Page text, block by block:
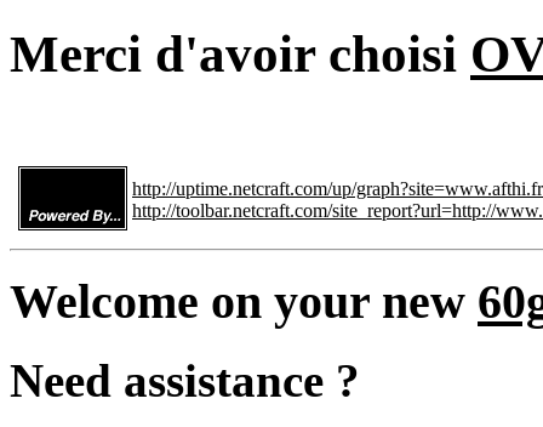
Merci d'avoir choisi
http://uptime.netcraft.com/up/graph?site=www.afthi.fr
http://toolbar.netcraft.com/site_report?url=http://
Welcome on your new
Need assistance ?